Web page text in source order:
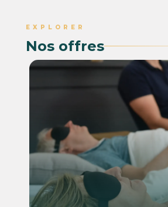
EXPLORER
Nos offres